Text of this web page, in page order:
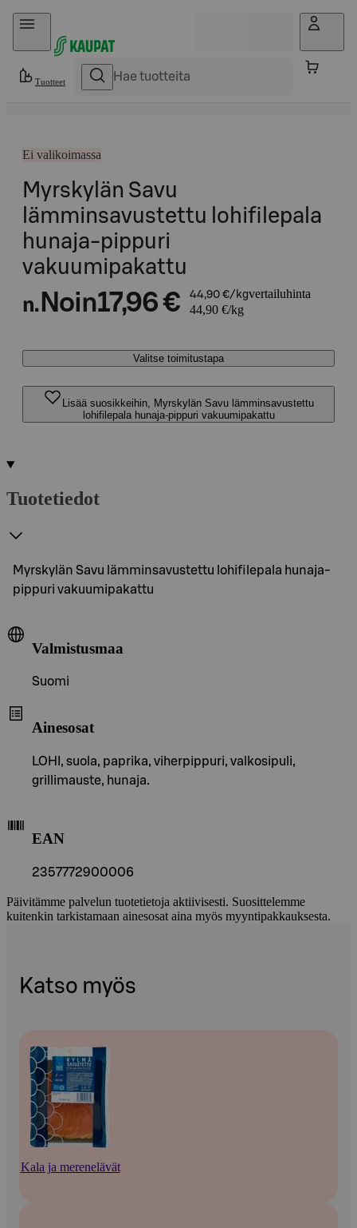
Hyppää sisältöön
Tuotteet
Ei valikoimassa
Myrskylän Savu
lämminsavustettu lohifilepala
hunaja-pippuri
vakuumipakattu
n. Noin17,96 € 44,90 €/kgvertailuhinta
44,90 €/kg
Valitse toimitustapa
Lisää suosikkeihin, Myrskylän Savu lämminsavustettu
lohifilepala hunaja-pippuri vakuumipakattu
Tuotetiedot
Myrskylän Savu lämminsavustettu lohifilepala hunaja-
pippuri vakuumipakattu
Valmistusmaa
Suomi
Ainesosat
LOHI, suola, paprika, viherpippuri, valkosipuli,
grillimauste, hunaja.
EAN
2357772900006
Päivitämme palvelun tuotetietoja aktiivisesti. Suosittelemme
kuitenkin tarkistamaan ainesosat aina myös myyntipakkauksesta.
Katso myös
Kala ja merenelävät